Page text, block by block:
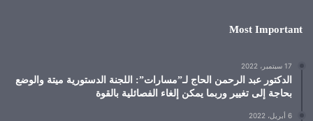
Most Important
17 سبتمبر، 2022
الدكتور عبد الرحمن الحاج لـ”مسارات”: اللجنة الدستورية ميتة والوضع
بحاجة إلى تغيير وربما يمكن إلغاء الفصائلية بالقوة
6 أبريل، 2022